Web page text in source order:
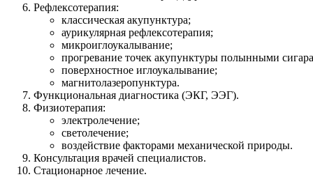
Рефлексотерапия:
классическая акупунктура;
аурикулярная рефлексотерапия;
микроиглоукалывание;
прогревание точек акупунктуры полынными
поверхностное иглоукалывание;
магнитолазеропунктура.
Функциональная диагностика (ЭКГ, ЭЭГ).
Физиотерапия:
электролечение;
светолечение;
воздействие факторами механической природы.
Консультация врачей специалистов.
Стационарное лечение.